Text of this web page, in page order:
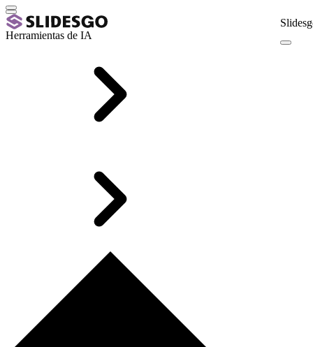
Herramientas de IA